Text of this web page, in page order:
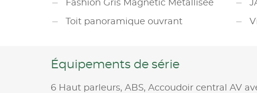
Fashion Gris Magnetic Métallisée
Toit panoramique ouvrant
Équipements de série
6 Haut parleurs, ABS, Accoudoir central AV